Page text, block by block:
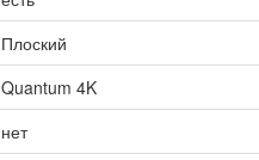
Плоский
Quantum 4K
нет